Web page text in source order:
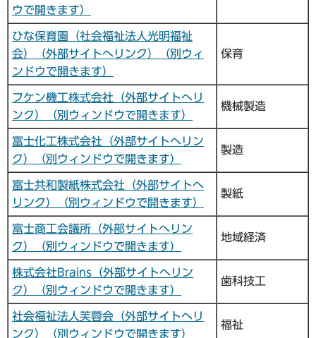
ウで開きます）
ひな保育園（社会福祉法人光明福祉
会）（外部サイトへリンク）（別ウィ
ンドウで開きます）
保育
フケン機工株式会社（外部サイトへリ
ンク）（別ウィンドウで開きます）
機械製造
富士化工株式会社（外部サイトへリン
ク）（別ウィンドウで開きます）
製造
富士共和製紙株式会社（外部サイトへ
リンク）（別ウィンドウで開きます）
製紙
富士商工会議所（外部サイトへリン
ク）（別ウィンドウで開きます）
地域経済
株式会社Brains（外部サイトへリン
ク）（別ウィンドウで開きます）
歯科技工
社会福祉法人芙蓉会（外部サイトへリ
ンク）（別ウィンドウで開きます）
福祉